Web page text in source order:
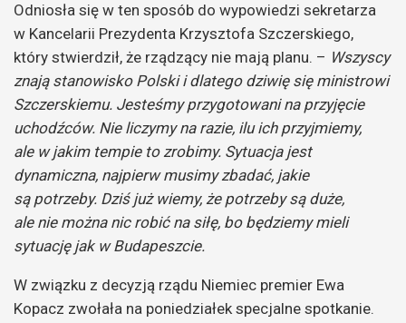
Odniosła się w ten sposób do wypowiedzi sekretarza
w Kancelarii Prezydenta Krzysztofa Szczerskiego,
który stwierdził, że rządzący nie mają planu. – Wszyscy
znają stanowisko Polski i dlatego dziwię się ministrowi
Szczerskiemu. Jesteśmy przygotowani na przyjęcie
uchodźców. Nie liczymy na razie, ilu ich przyjmiemy,
ale w jakim tempie to zrobimy. Sytuacja jest
dynamiczna, najpierw musimy zbadać, jakie
są potrzeby. Dziś już wiemy, że potrzeby są duże,
ale nie można nic robić na siłę, bo będziemy mieli
sytuację jak w Budapeszcie.
W związku z decyzją rządu Niemiec premier Ewa
Kopacz zwołała na poniedziałek specjalne spotkanie.